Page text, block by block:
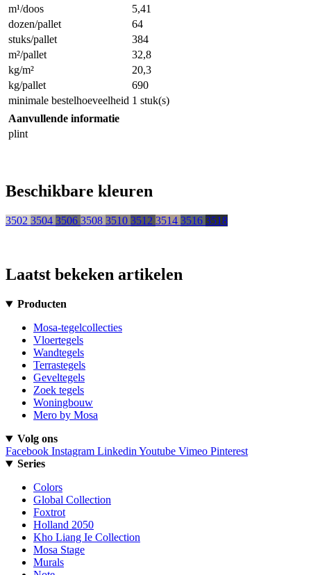
m¹/doos
5,41
dozen/pallet
64
stuks/pallet
384
m²/pallet
32,8
kg/m²
20,3
kg/pallet
690
minimale bestelhoeveelheid 1 stuk(s)
Aanvullende informatie
plint
Beschikbare kleuren
3502 3504 3506 3508 3510 3512 3514 3516 3518
Laatst bekeken artikelen
Producten
Mosa-tegelcollecties
Vloertegels
Wandtegels
Terrastegels
Geveltegels
Zoek tegels
Woningbouw
Mero by Mosa
Volg ons
Facebook Instagram Linkedin Youtube Vimeo Pinterest
Series
Colors
Global Collection
Foxtrot
Holland 2050
Kho Liang Ie Collection
Mosa Stage
Murals